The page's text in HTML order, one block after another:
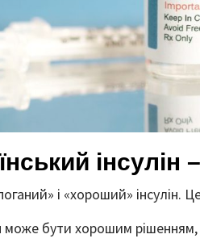
і «хороший» інсулін.
може бути хорошим